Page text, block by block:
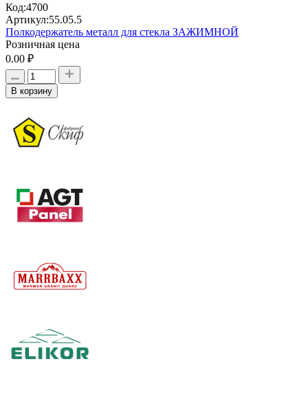
Код:4700
Артикул:55.05.5
Полкодержатель металл для стекла ЗАЖИМНОЙ
Розничная цена
0.00 ₽
В корзину